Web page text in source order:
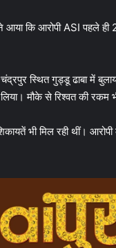
आया कि आरोपी ASI पहले
चंद्रपुर स्थित गुड्डू ढाबा में
मौके से रिश्वत की रकम
भी मिल रही थीं।